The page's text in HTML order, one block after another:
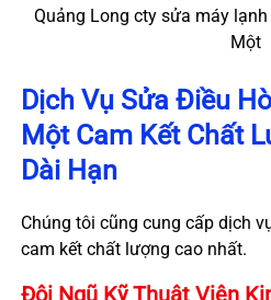
Quảng Long cty sửa máy
Một
Dịch Vụ Sửa Điều
Một Cam Kết Chất
Dài Hạn
Chúng tôi cũng cung cấp dịch
cam kết chất lượng cao nhất.
Đội Ngũ Kỹ Thuật Viên